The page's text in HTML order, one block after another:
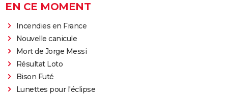
EN CE MOMENT
Incendies en France
Nouvelle canicule
Mort de Jorge Messi
Résultat Loto
Bison Futé
Lunettes pour l'éclipse